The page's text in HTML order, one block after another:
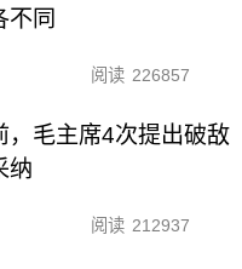
不同
阅读 226857
，毛主席4次提出破敌
纳
阅读 212937